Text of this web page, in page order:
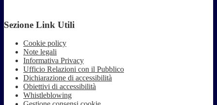
Sezione Link Utili
Cookie policy
Note legali
Informativa Privacy
Ufficio Relazioni con il Pubblico
Dichiarazione di accessibilità
Obiettivi di accessibilità
Whistleblowing